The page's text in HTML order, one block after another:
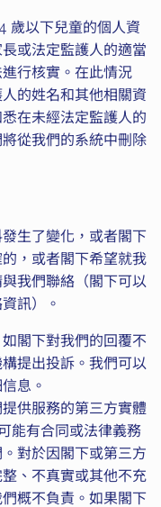
歲以下兒童的個人資
或法定監護人的適當
行核實。在此情況
的姓名和其他相關資
在未經法定監護人的
從我們的系統中刪除
生了變化，或者閣下
，或者閣下希望就我
我們聯絡（閣下可以
訊）。
閣下對我們的回覆不
提出投訴。我們可以
息。
供服務的第三方實體
能有合同或法律義務
對於因閣下或第三方
、不真實或其他不充
概不負責。如果閣下